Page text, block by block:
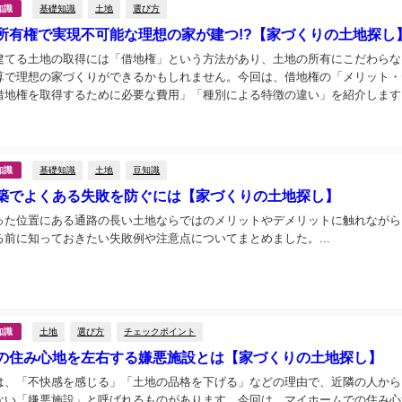
識 基礎知識 土地 選び方
有権で実現不可能な理想の家が建つ!?【家づくりの土地探し
てる土地の取得には「借地権」という方法があり、土地の所有にこだわら
で理想の家づくりができるかもしれません。今回は、借地権の「メリット
地権を取得するために必要な費用」「種別による特徴の違い」を紹介しま
識 基礎知識 土地 豆知識
でよくある失敗を防ぐには【家づくりの土地探し】
た位置にある通路の長い土地ならではのメリットやデメリットに触れなが
前に知っておきたい失敗例や注意点についてまとめました。...
識 土地 選び方 チェックポイント
住み心地を左右する嫌悪施設とは【家づくりの土地探し】
、「不快感を感じる」「土地の品格を下げる」などの理由で、近隣の人か